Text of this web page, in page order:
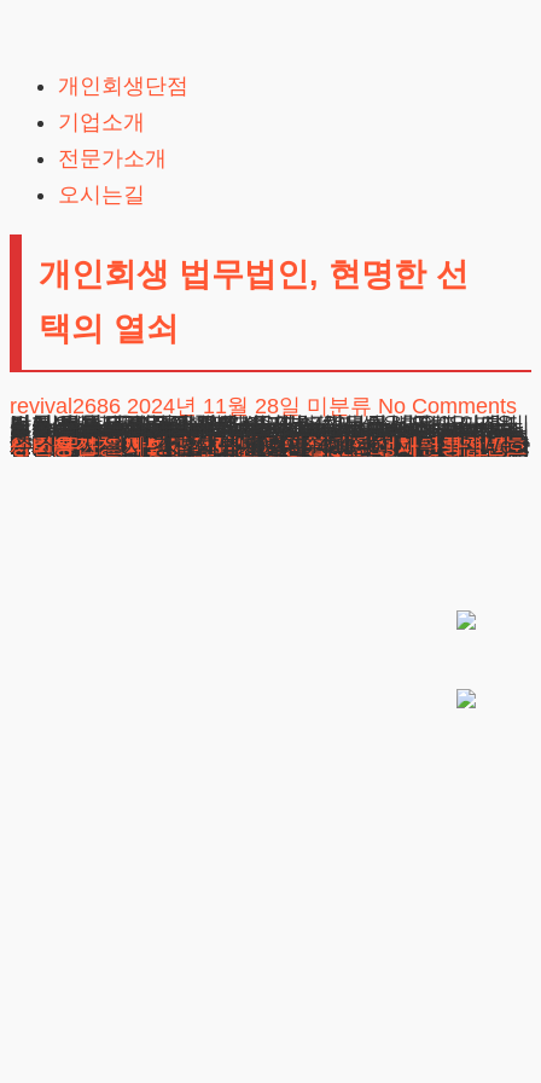
content
개인회생단점
기업소개
전문가소개
오시는길
개인회생 법무법인, 현명한 선
택의 열쇠
revival2686 2024년 11월 28일 미분류 No Comments
법률 문제로 고민하시는 여러분, 안녕하세요.
법무법인 테헤란의 변호사입니다.
오늘은 채무 해결을 위한 중요한 정보를 나누고자 합니다.
먼저, 핵심 용어를 설명드리겠습니다. ‘상환액’은 매월 갚아야 할 금액, ‘생활비’는 기본적인 삶을 위해 인정되는 비용, ‘감면율’은 줄일 수 있는 채무의 비율입니다. 이제 본론으로 들어가겠습니다.
전문 법률사무소의 필요성
채무 문제 해결을 혼자 하기엔 어렵습니다. 전문가의 도움이 필수적입니다. 상환액 계산이 핵심인데, 이는 복잡합니다. 기본 공식은 ‘월 상환액 = 수입 – 생활비’지만, 여기엔 함정이 있습니다. 소득 범위, 부양가족 수, 보유 자산 등 다양한 요인들이 상환액에 영향을 미칩니다. 이를 제대로 파악하지 못하면, 높은 상환액으로 고생하게 됩니다.
또한, 법원에 제출하는 서류 작성도 전문성이 필요합니다. 잘못된 서류는 신청 기각으로 이어질 수 있습니다. 개인회생 법무법인의 전문가들은 이러한 실수를 방지하고, 원활한 절차 진행을 도와줍니다.
추가 생활비의 중요성
상환액을 낮추는 비결은 추가 생활비 반영입니다. 예를 들어, 월 180만원 벌고 50만원 월세 내는 1인 가구를 보겠습니다. 단순 계산시 상환액은 55만원이지만, 추가 생활비 30만원을 반영하면 25만원으로 줄어듭니다. 3년간 총액이 1980만원에서 900만원으로 감소하는 놀라운 변화입니다.
추가 생활비에는 월세, 의료비, 교육비, 노후 부모 부양비 등이 포함될 수 있습니다. 이를 정확히 파악하고 입증하는 것이 중요합니다. 채무조정 전문 사무소는 의뢰인의 상황을 면밀히 분석하여 최대한의 추가 생활비를 인정받도록 노력합니다.
도산 전문가의 역할
법원은 상환액을 높이려 합니다. 이에 맞서려면 도산법 전문 지식이 필요합니다. 일반인이 혼자 대응하긴 어렵습니다. 개인회생 법무법인의 도산 전문 변호사들이 여러분의 권리를 지키고, 최적의 결과를 얻어낼 수 있습니다.
도산 전문가들은 법원과의 협상에서 중요한 역할을 합니다. 그들은 법원이 요구하는 자료를 정확히 파악하고, 이에 맞는 증거를 제시할 수 있습니다. 또한, 법원의 보정 요구에 신속하고 정확하게 대응하여 절차가 지연되는 것을 방지합니다.
더불어, 도산 전문가들은 의뢰인의 상황에 맞는 최적의 전략을 수립합니다. 개인회생이 최선의 선택인지, 아니면 다른 방법이 더 유리한지를 판단하여 조언해 줍니다. 이는 의뢰인의 장기적인 재무 건강에 큰 영향을 미칠 수 있는 중요한 결정입니다.
신뢰할 수 있는 법률사무소 선택법
모든 채무조정 전문 사무소가 동등하진 않습니다. 선택 시 주의해야 할 점들이 있습니다. 첫째, 도산 전문 변호사가 직접 사건을 맡는지 확인하세요. 둘째, 성공 사례를 꼼꼼히 살펴보세요. 셋째, 합리적인 수임료를 제시하는지 체크하세요.
성공 사례를 확인할 때는 단순히 수치만 보지 마세요. 그 사례가 여러분의 상황과 얼마나 유사한지, 어떤 전략을 사용했는지 등을 자세히 물어보세요. 이를 통해 해당 법률사무소의 전문성과 경험을 가늠할 수 있습니다.
수임료와 관련해서는 명확한 설명을 요구하세요. 숨겨진 비용은 없는지, 분할 납부는 가능한지 등을 확인하세요. 투명한 비용 정책은 신뢰할 수 있는 법률사무소의 특징입니다.
또한, 상담 과정에서 변호사의 태도를 주의 깊게 관찰하세요. 여러분의 상황을 진지하게 듣고, 이해하려 노력하는지, 질문에 명확하게 답변하는지 등을 체크하세요. 이는 향후 원활한 소통을 위해 중요한 요소입니다.
현명한 선택으로 밝은 미래를
채무 문제로 힘들어하시는 분들이 늘고 있습니다. 이에 따라 불량한 법률서비스도 증가하고 있어 안타깝습니다. 부적절한 법률사무소를 선택하면 그 피해는 고스란히 여러분의 몫이 됩니다. 이제는 현명한 선택이 필요한 때입니다. 전문성과 신뢰성을 갖춘 법률사무소를 찾으세요.
우리 법인은 여러분의 상황에 맞는 최적의 전략을 제시할 수 있습니다. 우리는 단순히 서류 작성만 하는 것이 아닙니다. 여러분의 재정 상황을 종합적으로 분석하고, 장기적인 관점에서 최선의 해결책을 제시합니다. 때로는 개인회생이 아닌 다른 방법을 권유할 수도 있습니다. 우리의 목표는 여러분의 진정한 재정적 자유입니다.
결론적으로, 채무 문제 해결은 전문가의 영역입니다. 우리는 여러분의 권리를 지키고, 새로운 시작을 위한 길을 열어드릴 수 있습니다. 개인회생 법무법인 테헤란은 여러분의 든든한 동반자가 되겠습니다. 주저하지 마시고 지금 바로 연락주세요. 함께 밝은 미래를 향해 나아갑시다. 여러분의 재정적 자유, 우리가 함께 만들어 가겠습니다.
성년후견 도박빚개인회생 개인회생절차
개인회생변호사 채무조정제도 대전개인회생 개인회생파산
개인회생비용 개인회생단점 개인회생보정권고 채무통합
개인회생신청 카드값연체 회생신청
상호 : 법무법인 테헤란
사업자 : 589-86-01340
대표자 : 이수학
주소 : 서울시 강남구 테헤란로 420, KT선릉타워West 9층
광고책임변호사 : 이수학